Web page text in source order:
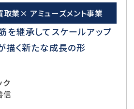
取業× アミューズメント事業
を継承してスケールアップ
描く新たな成長の形
ク
信